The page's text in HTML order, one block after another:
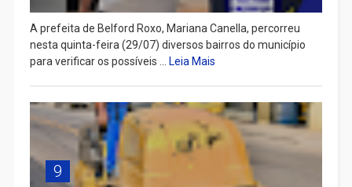
A prefeita de Belford Roxo, Mariana Canella, percorreu
nesta quinta-feira (29/07) diversos bairros do município
para verificar os possíveis ... Leia Mais
9